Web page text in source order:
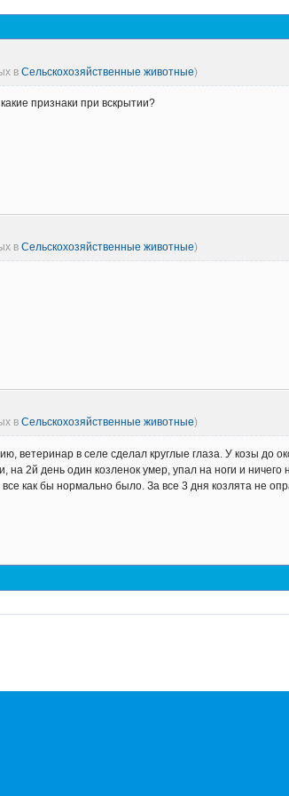
в Сельскохозяйственные животные)
признаки при вскрытии?
в Сельскохозяйственные животные)
в Сельскохозяйственные животные)
ветеринар в селе сделал круглые глаза. У козы до
2й день один козленок умер, упал на ноги и
как бы нормально было. За все 3 дня козлята не